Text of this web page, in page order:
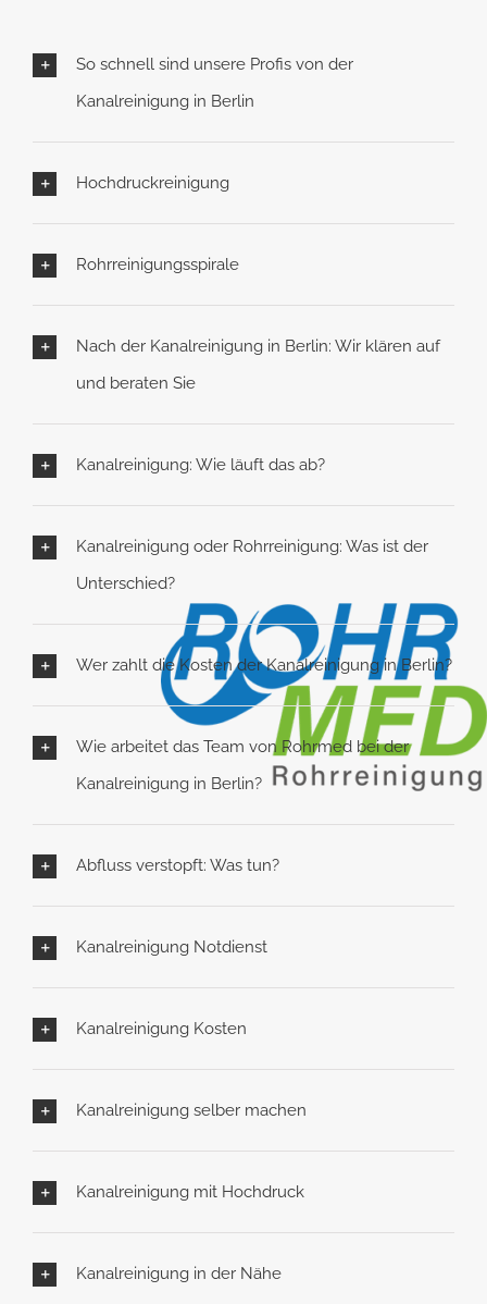
So schnell sind unsere Profis von der
Kanalreinigung in Berlin
Hochdruckreinigung
Rohrreinigungsspirale
Nach der Kanalreinigung in Berlin: Wir klären auf
und beraten Sie
Kanalreinigung: Wie läuft das ab?
Kanalreinigung oder Rohrreinigung: Was ist der
Unterschied?
Wer zahlt die Kosten der Kanalreinigung in Berlin?
Wie arbeitet das Team von Rohrmed bei der
Kanalreinigung in Berlin?
Abfluss verstopft: Was tun?
Kanalreinigung Notdienst
Kanalreinigung Kosten
Kanalreinigung selber machen
Kanalreinigung mit Hochdruck
Kanalreinigung in der Nähe